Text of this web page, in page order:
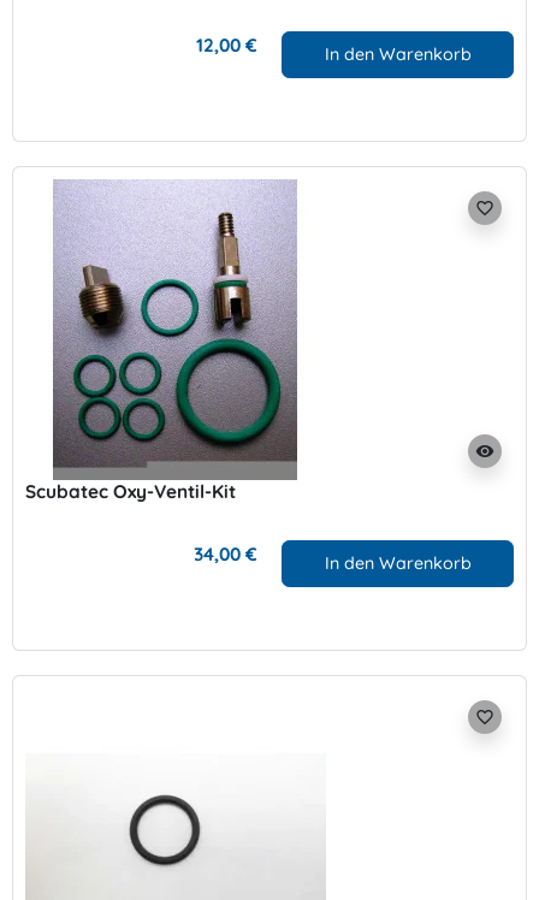
12,00 € In den Warenkorb
visibility
favorite_border
Scubatec Oxy-Ventil-Kit
34,00 € In den Warenkorb
favorite_border